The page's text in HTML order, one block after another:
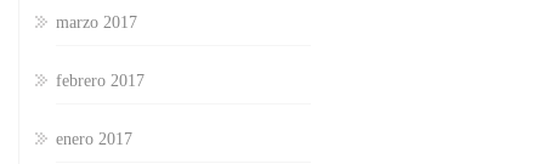
marzo 2017
febrero 2017
enero 2017